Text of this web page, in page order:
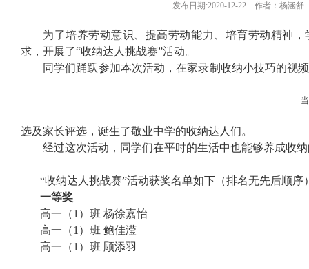
发布日期:2020-12-22 作者：杨涵舒
为了培养劳动意识、提高劳动能力、培育劳动精神
求，开展了“收纳达人挑战赛”活动。
同学们踊跃参加本次活动，在家录制收纳小技巧的视
选及家长评选，诞生了敬业中学的收纳达人们。
经过这次活动，同学们在平时的生活中也能够养成收
“收纳达人挑战赛”活动获奖名单如下（排名无先后顺序
一等奖
高一（1 ）班 杨徐嘉怡
高一（1 ）班 鲍佳滢
高一（1 ）班 顾添羽